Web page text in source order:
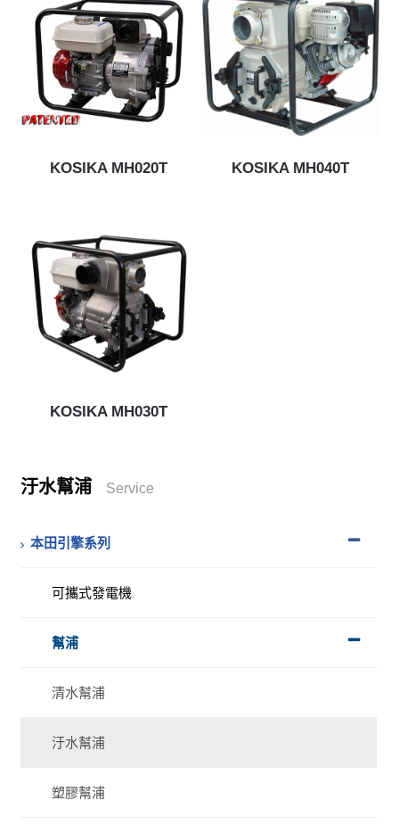
KOSIKA MH020T KOSIKA MH040T
KOSIKA MH030T
汙水幫浦 Service
本田引擎系列
可攜式發電機
幫浦
清水幫浦
汙水幫浦
塑膠幫浦